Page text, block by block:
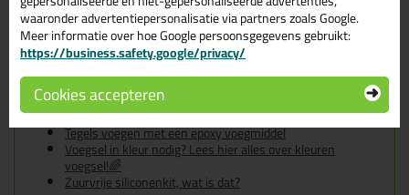
Tips & tricks voor Mapei Mapesil AC
310ml
In de volgende blogs wordt dit product gebruikt:
Tegels kitten? Zo doe je dat!
Tegels voegen met cementgebonden voegmiddel
Tegels voegen met een epoxy voegmiddel
Voegsel in kleur nodig? Lees hier alles over kleuren
voegsel!🌈
Zuurvrije siliconenkit, wat is dat?
waaronder advertentiepersonalisatie via partners zoals Google.
Meer informatie over hoe Google persoonsgegevens gebruikt:
https://business.safety.google/privacy/
Cookies accepteren